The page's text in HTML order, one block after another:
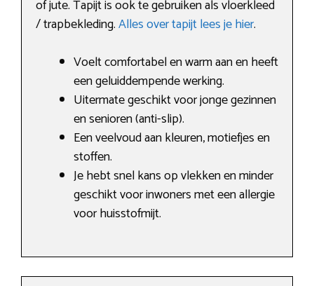
of jute. Tapijt is ook te gebruiken als vloerkleed
/ trapbekleding.Alles over tapijt lees je hier.
Voelt comfortabel en warm aan en heeft
een geluiddempende werking.
Uitermate geschikt voor jonge gezinnen
en senioren (anti-slip).
Een veelvoud aan kleuren, motiefjes en
stoffen.
Je hebt snel kans op vlekken en minder
geschikt voor inwoners met een allergie
voor huisstofmijt.